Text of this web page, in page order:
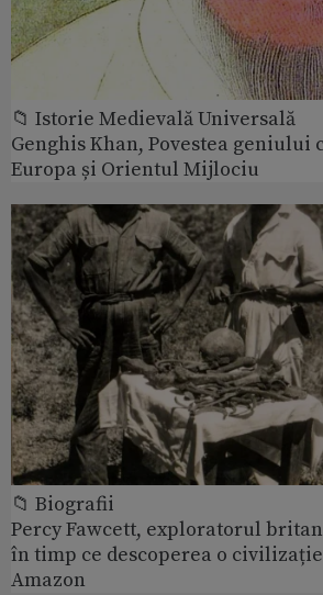
📁 Istorie Medievală Universală
Genghis Khan, Povestea geniului
Europa și Orientul Mijlociu
📁 Biografii
Percy Fawcett, exploratorul
în timp ce descoperea o
Amazon